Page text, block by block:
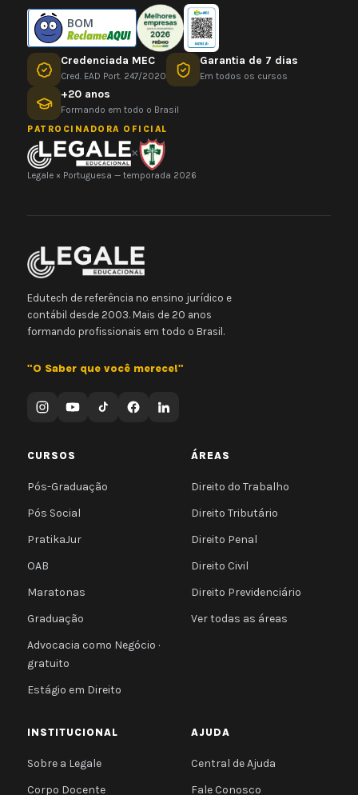
BOM
Credenciada MEC
Cred. EAD Port. 247/2020
Garantia de 7 dias
Em todos os cursos
+20 anos
Formando em todo o Brasil
PATROCINADORA OFICIAL
×
Legale × Portuguesa — temporada 2026
Edutech de referência no ensino jurídico e
contábil desde 2003. Mais de 20 anos
formando profissionais em todo o Brasil.
"O Saber que você merece!"
CURSOS
Pós-Graduação
Pós Social
PratikaJur
OAB
Maratonas
Graduação
Advocacia como Negócio ·
gratuito
Estágio em Direito
ÁREAS
Direito do Trabalho
Direito Tributário
Direito Penal
Direito Civil
Direito Previdenciário
Ver todas as áreas
INSTITUCIONAL
Sobre a Legale
Corpo Docente
AJUDA
Central de Ajuda
Fale Conosco